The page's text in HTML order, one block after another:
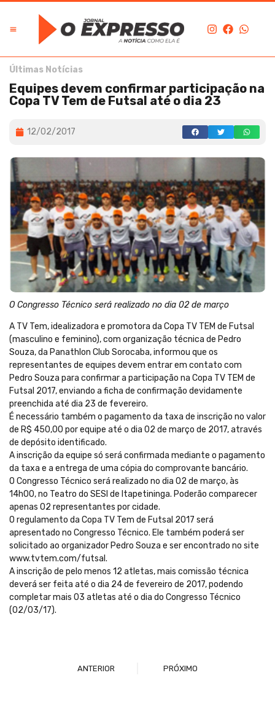
Últimas Notícias
Equipes devem confirmar participação na
Copa TV Tem de Futsal até o dia 23
12/02/2017
O Congresso Técnico será realizado no dia 02 de março
A TV Tem, idealizadora e promotora da Copa TV TEM de Futsal
(masculino e feminino), com organização técnica de Pedro
Souza, da Panathlon Club Sorocaba, informou que os
representantes de equipes devem entrar em contato com
Pedro Souza para confirmar a participação na Copa TV TEM de
Futsal 2017, enviando a ficha de confirmação devidamente
preenchida até dia 23 de fevereiro.
É necessário também o pagamento da taxa de inscrição no valor
de R$ 450,00 por equipe até o dia 02 de março de 2017, através
de depósito identificado.
A inscrição da equipe só será confirmada mediante o pagamento
da taxa e a entrega de uma cópia do comprovante bancário.
O Congresso Técnico será realizado no dia 02 de março, às
14h00, no Teatro do SESI de Itapetininga. Poderão comparecer
apenas 02 representantes por cidade.
O regulamento da Copa TV Tem de Futsal 2017 será
apresentado no Congresso Técnico. Ele também poderá ser
solicitado ao organizador Pedro Souza e ser encontrado no site
www.tvtem.com/futsal.
A inscrição de pelo menos 12 atletas, mais comissão técnica
deverá ser feita até o dia 24 de fevereiro de 2017, podendo
completar mais 03 atletas até o dia do Congresso Técnico
(02/03/17).
ANTERIOR PRÓXIMO